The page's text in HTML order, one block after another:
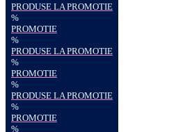
PRODUSE LA PROMOTIE
%
PROMOTIE
%
PRODUSE LA PROMOTIE
%
PROMOTIE
%
PRODUSE LA PROMOTIE
%
PROMOTIE
%